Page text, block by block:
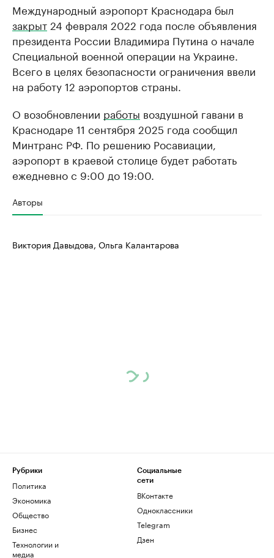
Международный аэропорт Краснодара был
закрыт 24 февраля 2022 года после объявления
президента России Владимира Путина о начале
Специальной военной операции на Украине.
Всего в целях безопасности ограничения ввели
на работу 12 аэропортов страны.
О возобновлении работы воздушной гавани в
Краснодаре 11 сентября 2025 года сообщил
Минтранс РФ. По решению Росавиации,
аэропорт в краевой столице будет работать
ежедневно с 9:00 до 19:00.
Авторы
Виктория Давыдова, Ольга Калантарова
Рубрики
Политика
Экономика
Общество
Бизнес
Технологии и
медиа
Социальные
сети
ВКонтакте
Одноклассники
Telegram
Дзен